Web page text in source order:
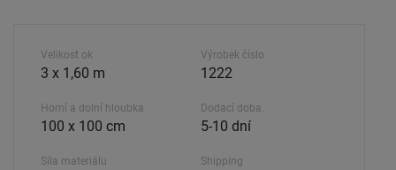
Velikost ok
3 x 1,60 m
Horní a dolní hloubka
100 x 100 cm
Síla materiálu
Výrobek číslo
1222
Dodací doba.
5-10 dní
Shipping